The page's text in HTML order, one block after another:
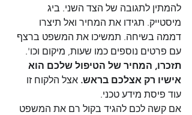
להמתין לתגובה של הצד השני. ביג
מיסטייק. תגידו את המחיר ואל תיצרו
דממה בשיחה. תמשיכו את המשפט ברצף
עם פרטים נוספים כמו שעות, מיקום וכו'.
תזכרו, המחיר של הטיפול שלכם הוא
אישיו רק אצלכם בראש. אצל הלקוח זו
עוד פיסת מידע טכני.
אם קשה לכם להגיד בקול רם את המשפט